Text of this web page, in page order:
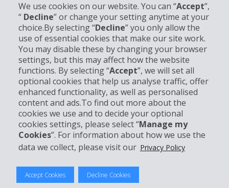
We use cookies on our website. You can “Accept”,
“ Decline” or change your setting anytime at your
choice.By selecting “Decline” you only allow the
use of essential cookies that make our site work.
You may disable these by changing your browser
settings, but this may affect how the website
functions. By selecting “Accept”, we will set all
optional cookies that help us analyse traffic, offer
enhanced functionality, as well as personalised
content and ads.To find out more about the
cookies we use and to decide your optional
cookies settings, please select “Manage my
Cookies”. For information about how we use the
data we collect, please visit our Privacy Policy
Accept Cookies Decline Cookies
Unternehmensinformation
Partner
Kundenservice
Mieten bei Hertz
© 2026 The Hertz System, Inc.
Datenschutzrichtlinie | Nutzungsbedingungen